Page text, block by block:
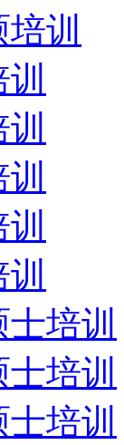
训
培训
培训
培训